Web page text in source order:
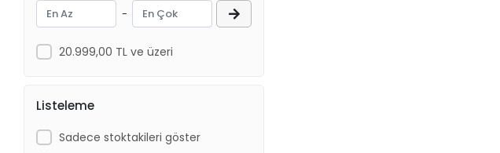
-
20.999,00 TL ve üzeri
Listeleme
Sadece stoktakileri göster